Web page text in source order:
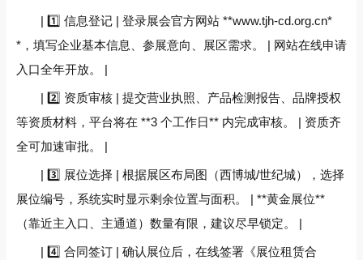
| 1️⃣ 信息登记 | 登录展会官方网站 **www.tjh-cd.org.cn*
*，填写企业基本信息、参展意向、展区需求。 | 网站在线申请
入口全年开放。 |
| 2️⃣ 资质审核 | 提交营业执照、产品检测报告、品牌授权
等资质材料，平台将在 **3 个工作日** 内完成审核。 | 资质齐
全可加速审批。 |
| 3️⃣ 展位选择 | 根据展区布局图（西博城/世纪城），选择
展位编号，系统实时显示剩余位置与面积。 | **黄金展位**
（靠近主入口、主通道）数量有限，建议尽早锁定。 |
| 4️⃣ 合同签订 | 确认展位后，在线签署《展位租赁合